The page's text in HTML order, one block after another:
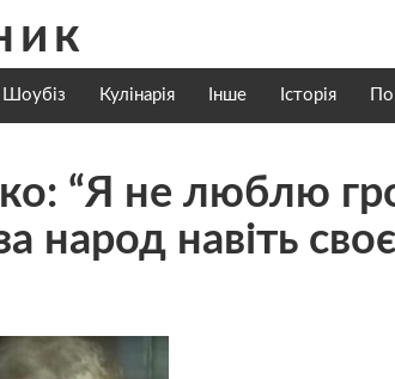
Шоубіз Кулінарія Інше Історія
“Я не люблю
народ навіть